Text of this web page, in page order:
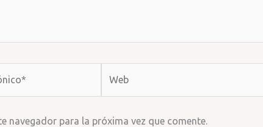
navegador para la próxima vez que comente.